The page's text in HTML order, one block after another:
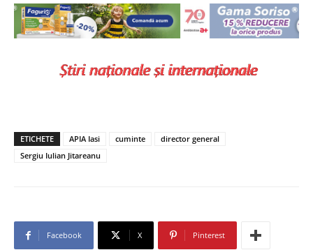
ETICHETE APIA Iasi cuminte
director general
Sergiu Iulian Jitareanu
Facebook X Pinterest